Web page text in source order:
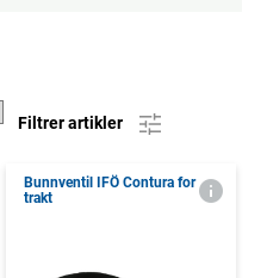
Filtrer artikler
Bunnventil IFÖ Contura for
trakt